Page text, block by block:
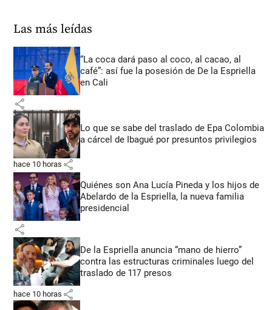
Las más leídas
“La coca dará paso al coco, al cacao, al
café”: así fue la posesión de De la Espriella
en Cali
share
Lo que se sabe del traslado de Epa Colombia
a cárcel de Ibagué por presuntos privilegios
hace 10 horas share
Quiénes son Ana Lucía Pineda y los hijos de
Abelardo de la Espriella, la nueva familia
presidencial
share
De la Espriella anuncia “mano de hierro”
contra las estructuras criminales luego del
traslado de 117 presos
hace 10 horas share